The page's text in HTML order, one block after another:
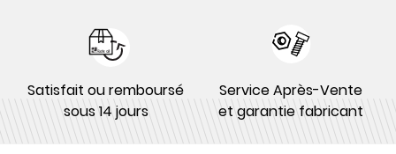
Satisfait ou remboursé
sous 14 jours
Service Après-Vente
et garantie fabricant